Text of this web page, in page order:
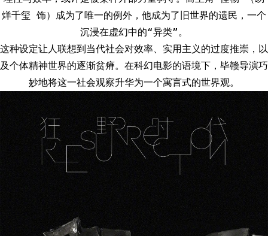
烊千玺 饰）成为了唯一的例外，他成为了旧世界的遗民，一个
沉浸在虚幻中的“异类”。
这种设定让人联想到当代社会对效率、实用主义的过度推崇，以
及个体精神世界的逐渐贫瘠。在科幻电影的语境下，毕赣导演巧
妙地将这一社会观察升华为一个寓言式的世界观。